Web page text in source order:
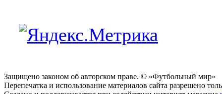
Защищено законом об авторском праве. © «Футбольный мир»
Перепечатка и использование материалов сайта разрешено